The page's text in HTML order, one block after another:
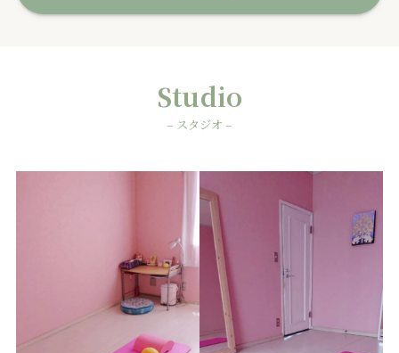
Studio
– スタジオ –